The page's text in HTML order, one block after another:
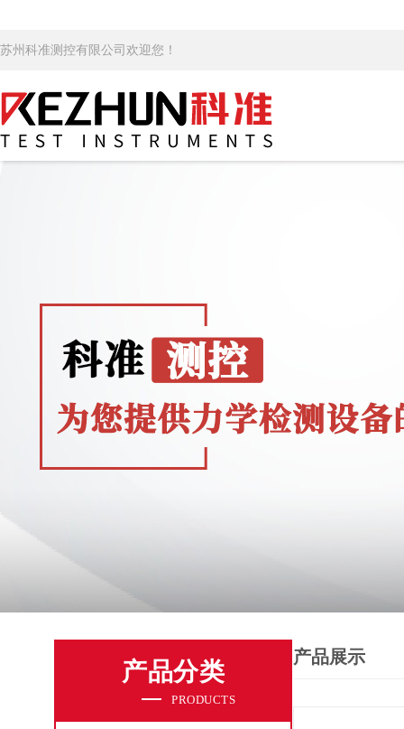
苏州科准测控有限公司欢迎您！
产品分类
PRODUCTS
产品展示